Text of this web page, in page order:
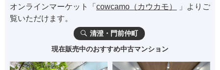
オンラインマーケット「 cowcamo（カウカモ）
」よりご
覧いただけます。
清澄・門前仲町
現在販売中のおすすめ中古マンション